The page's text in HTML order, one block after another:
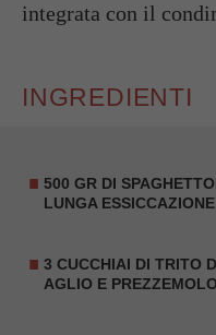
integrata con il
INGREDIENTI
500 GR DI
LUNGA ESSICCAZIONE
3 CUCCHIAI DI TRITO
AGLIO E PREZZEMOLO